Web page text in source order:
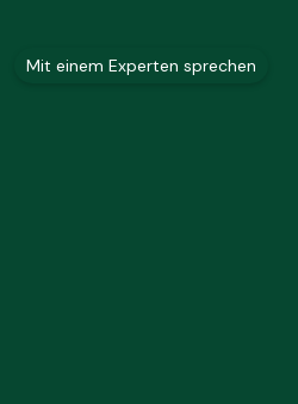
Mit einem Experten sprechen